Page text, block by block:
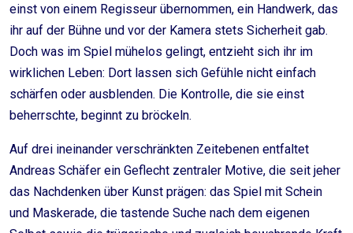
einst von einem Regisseur übernommen, ein Handwerk, das
ihr auf der Bühne und vor der Kamera stets Sicherheit gab.
Doch was im Spiel mühelos gelingt, entzieht sich ihr im
wirklichen Leben: Dort lassen sich Gefühle nicht einfach
schärfen oder ausblenden. Die Kontrolle, die sie einst
beherrschte, beginnt zu bröckeln.
Auf drei ineinander verschränkten Zeitebenen entfaltet
Andreas Schäfer ein Geflecht zentraler Motive, die seit jeher
das Nachdenken über Kunst prägen: das Spiel mit Schein
und Maskerade, die tastende Suche nach dem eigenen